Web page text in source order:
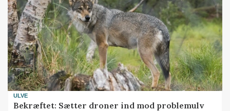
ULVE
Bekræftet: Sætter droner ind mod problemulv